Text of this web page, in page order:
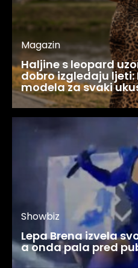
Magazin
Haljine s leopard
dobro izgledaju ljeti:
modela za svaki
Showbiz
Lepa Brena izvela
a onda pala pred